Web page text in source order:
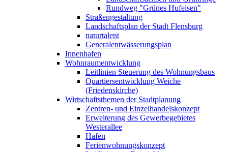
Rundweg "Grünes Hufeisen"
Straßengestaltung
Landschaftsplan der Stadt Flensburg
naturtalent
Generalentwässerungsplan
Innenhafen
Wohnraumentwicklung
Leitlinien Steuerung des Wohnungsbaus
Quartiersentwicklung Weiche
(Friedenskirche)
Wirtschaftsthemen der Stadtplanung
Zentren- und Einzelhandelskonzept
Erweiterung des Gewerbegebietes
Westerallee
Hafen
Ferienwohnungskonzept